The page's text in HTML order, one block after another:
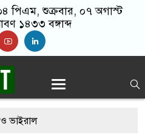
পিএম, শুক্রবার, ০৭ অগাস্ট
১৪৩৩ বঙ্গাব্দ